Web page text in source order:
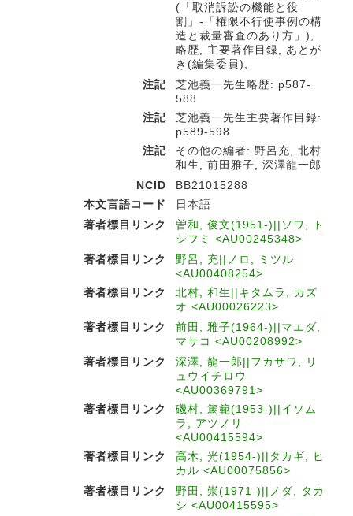
(「取消訴訟の機能と役
割」-「権限不行使事例の構
造と裁量審査のあり方」),
略歴, 主要著作目録, あとが
き(編集委員),
注記
芝池義一先生略歴: p587-
588
注記
芝池義一先生主要著作目録:
p589-598
注記
その他の編者: 野呂充, 北村
和生, 前田雅子, 深澤龍一郎
NCID
BB21015288
本文言語コード
日本語
著者標目リンク
曽和, 俊文(1951-)||ソワ, ト
シフミ <AU00245348>
著者標目リンク
野呂, 充||ノロ, ミツル
<AU00408254>
著者標目リンク
北村, 和生||キタムラ, カズ
オ <AU00026223>
著者標目リンク
前田, 雅子(1964-)||マエダ,
マサコ <AU00208992>
著者標目リンク
深澤, 龍一郎||フカサワ, リ
ュウイチロウ
<AU00369791>
著者標目リンク
磯村, 篤範(1953-)||イソム
ラ, アツノリ
<AU00415594>
著者標目リンク
高木, 光(1954-)||タカギ, ヒ
カル <AU00075856>
著者標目リンク
野田, 崇(1971-)||ノダ, タカ
シ <AU00415595>